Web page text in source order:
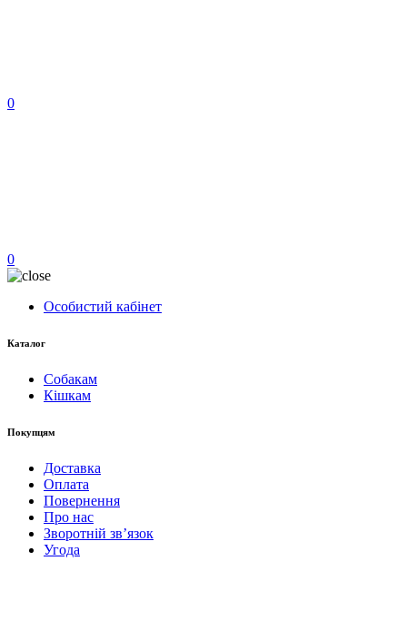
0
0
Особистий кабінет
Каталог
Собакам
Кішкам
Покупцям
Доставка
Оплата
Повернення
Про нас
Зворотній зв’язок
Угода